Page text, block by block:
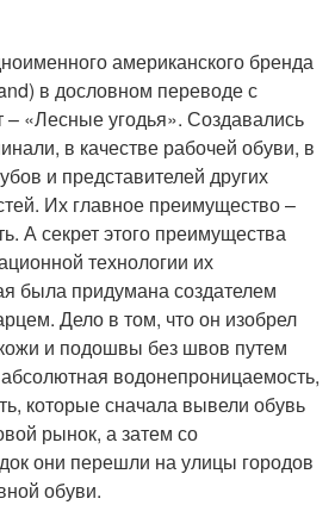
американского бренда
в дословном переводе с
– «Лесные угодья». Создавались
в качестве рабочей обуви, в
и представителей других
Их главное преимущество –
А секрет этого преимущества
технологии их
была придумана создателем
Дело в том, что он изобрел
и подошвы без швов путем
водонепроницаемость,
которые сначала вывели обувь
рынок, а затем со
они перешли на улицы городов
обуви.